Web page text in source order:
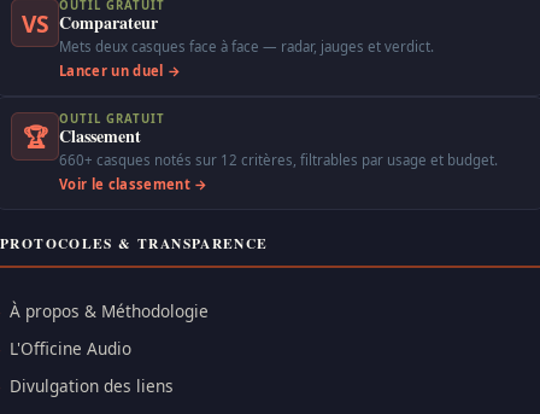
VS
OUTIL GRATUIT
Comparateur
Mets deux casques face à face — radar, jauges et verdict.
Lancer un duel →
🏆
OUTIL GRATUIT
Classement
660+ casques notés sur 12 critères, filtrables par usage et budget.
Voir le classement →
PROTOCOLES & TRANSPARENCE
À propos & Méthodologie
L'Officine Audio
Divulgation des liens